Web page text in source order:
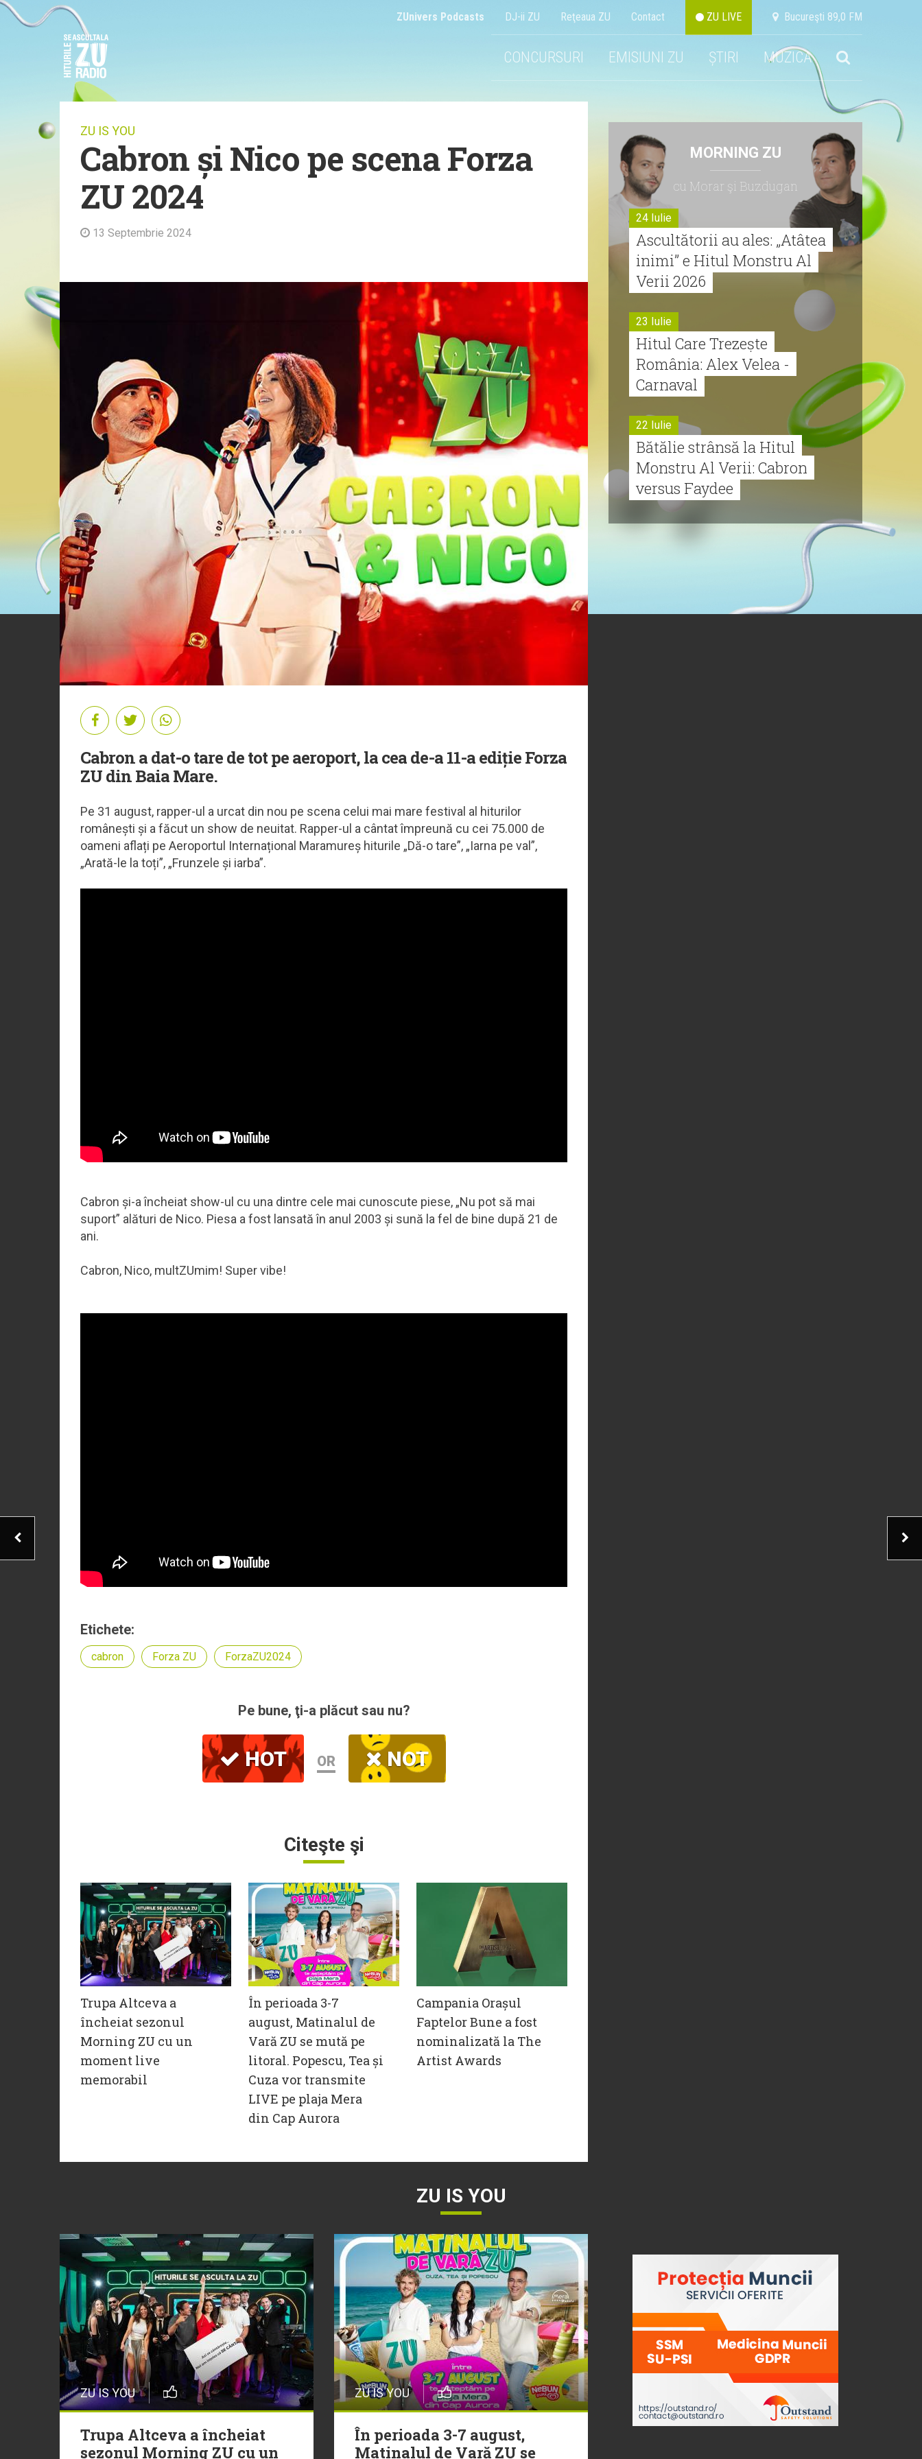
ZUnivers Podcasts DJ-ii ZU Reţeaua ZU Contact ZU LIVE Bucureşti 89,0 FM
CONCURSURI EMISIUNI ZU ȘTIRI MUZICA
ZU IS YOU
Cabron și Nico pe scena Forza
ZU 2024
13 Septembrie 2024
Cabron a dat-o tare de tot pe aeroport, la cea de-a 11-a ediție Forza
ZU din Baia Mare.
Pe 31 august, rapper-ul a urcat din nou pe scena celui mai mare festival al hiturilor
românești și a făcut un show de neuitat. Rapper-ul a cântat împreună cu cei 75.000 de
oameni aflați pe Aeroportul Internațional Maramureș hiturile „Dă-o tare”, „Iarna pe val”,
„Arată-le la toți”, „Frunzele și iarba”.
Cabron și-a încheiat show-ul cu una dintre cele mai cunoscute piese, „Nu pot să mai
suport” alături de Nico. Piesa a fost lansată în anul 2003 și sună la fel de bine după 21 de
ani.
Cabron, Nico, multZUmim! Super vibe!
Etichete:
cabron Forza ZU ForzaZU2024
Pe bune, ţi-a plăcut sau nu?
HOT OR NOT
Citeşte şi
Trupa Altceva a
încheiat sezonul
Morning ZU cu un
moment live
memorabil
În perioada 3-7
august, Matinalul de
Vară ZU se mută pe
litoral. Popescu, Tea și
Cuza vor transmite
LIVE pe plaja Mera
din Cap Aurora
Campania Orașul
Faptelor Bune a fost
nominalizată la The
Artist Awards
MORNING ZU
cu Morar şi Buzdugan
24 Iulie
Ascultătorii au ales: „Atâtea
inimi” e Hitul Monstru Al
Verii 2026
23 Iulie
Hitul Care Trezește
România: Alex Velea -
Carnaval
22 Iulie
Bătălie strânsă la Hitul
Monstru Al Verii: Cabron
versus Faydee
21 Iulie
ZU IS YOU
ZU IS YOU
Trupa Altceva a încheiat
sezonul Morning ZU cu un
ZU IS YOU
În perioada 3-7 august,
Matinalul de Vară ZU se